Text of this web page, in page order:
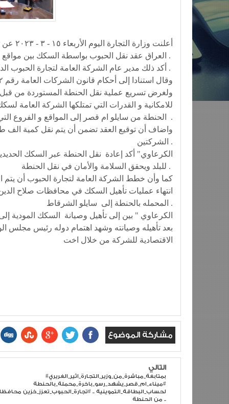
العراق عقد نقل الحبوب بواسطة السكك بين مواقع الشركة التي تحتوي على ممرات لسكة الحديد .
أكد ذلك مدير عام الشركة العامة لتجارة الحبوب الدكتور حيدر نوري الكرعاوي .
ولغرض تسريع عملية نقل الحنطة المستوردة من
للامكانية و القدرات التي تمتلكها الشركة العامة
الحنطة من سايلو ام قصر إلى المواقع و الفروع التي يمكن أن تدخلها القطارات .
واضاف أن توقيع العقد تضمن أن يتم نقل كمية الف
الشركتين .
للبلد ويحقق السلامة والأمان في نقل الحنطة .
كما وأن خطط الشركة العامة لتجارة الحبوب أن يتم
انتهاء عمليات تأهيل السكك في محافظات صلاح
المحمله بالحنطة إلى سايلو الشرقاط .
بعد تأهيله وصيانته وشهد اهتمام دوله رئيس مجلس
الاقتصادية للشركة من خلال اخت
مشاركة الموضوع
التالي
#بمتابغة_مباشرة_من_وزير_التجارة_اثير_الغريري
#ميناء_ام_قصر_يشهد_رسو_باخرة_محملة_بالحنطة
لحساب_البطاقة_التموينية .. #تجارة_الحبوب_تعزز_خزين
من الحنطة ..